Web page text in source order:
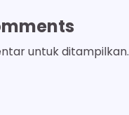
untuk ditampilkan.